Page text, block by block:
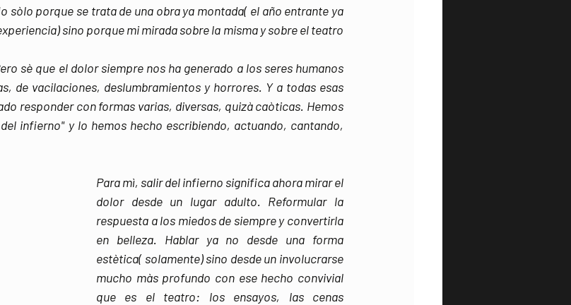
sòlo porque se trata de una obra ya montada( el año entrante ya
sino porque mi mirada sobre la misma y sobre el teatro
sè que el dolor siempre nos ha generado a los seres humanos
de vacilaciones, deslumbramientos y horrores. Y a todas esas
responder con formas varias, diversas, quizà caòticas. Hemos
infierno" y lo hemos hecho escribiendo, actuando, cantando,
Para mì, salir del infierno significa ahora mirar el
dolor desde un lugar adulto. Reformular la
respuesta a los miedos de siempre y convertirla
en belleza. Hablar ya no desde una forma
estètica( solamente) sino desde un involucrarse
mucho màs profundo con ese hecho convivial
que es el teatro: los ensayos, las cenas